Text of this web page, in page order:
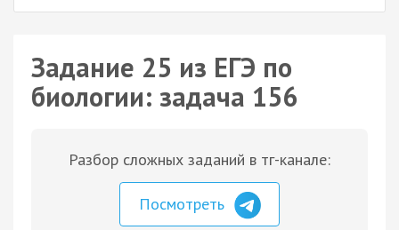
Задание 25 из ЕГЭ по
биологии: задача 156
Разбор сложных заданий в тг-канале:
Посмотреть